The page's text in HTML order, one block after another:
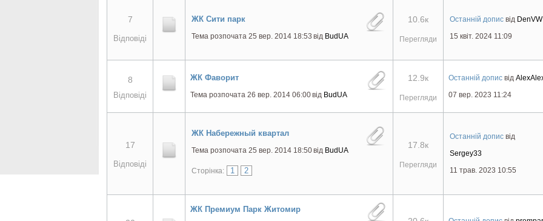
7
Відповіді
ЖК Сити парк
Тема розпочата 25 вер. 2014 18:53 від BudUA
10.6к
Перегляди
Останній допис від DenVW
15 квіт. 2024 11:09
8
Відповіді
ЖК Фаворит
Тема розпочата 26 вер. 2014 06:00від BudUA
12.9к
Перегляди
Останній допис від
07 вер. 2023 11:24
17
Відповіді
ЖК Набережный квартал
Тема розпочата 25 вер. 2014 18:50від BudUA
Сторінка: 1 2
17.8к
Перегляди
Останній допис від
Sergey33
11 трав. 2023 10:55
ЖК Премиум Парк Житомир